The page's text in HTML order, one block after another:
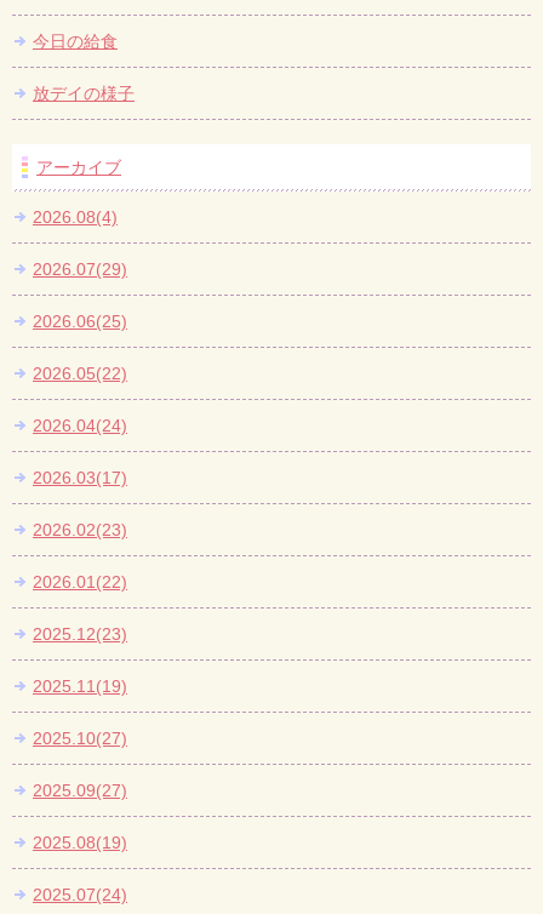
今日の給食
放デイの様子
アーカイブ
2026.08(4)
2026.07(29)
2026.06(25)
2026.05(22)
2026.04(24)
2026.03(17)
2026.02(23)
2026.01(22)
2025.12(23)
2025.11(19)
2025.10(27)
2025.09(27)
2025.08(19)
2025.07(24)